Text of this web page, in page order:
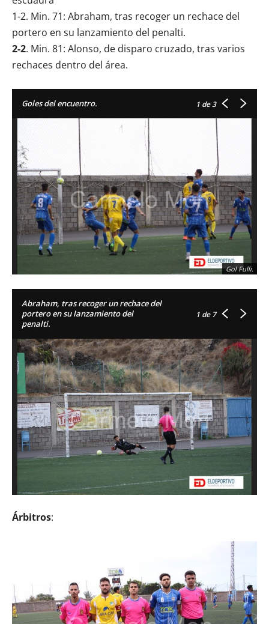
1-2. Min. 71: Abraham, tras recoger un rechace del
portero en su lanzamiento del penalti.
2-2. Min. 81: Alonso, de disparo cruzado, tras varios
rechaces dentro del área.
Goles del encuentro. 1 de 3
Gol Fulli.
Abraham, tras recoger un rechace del
portero en su lanzamiento del
penalti.
1 de 7
Árbitros: